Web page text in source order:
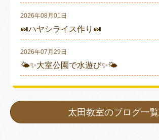
2026年08月01日
🍛ハヤシライス作り🍛
2026年07月29日
🌤✨大室公園で水遊び✨🌤
太田教室のブログ一覧